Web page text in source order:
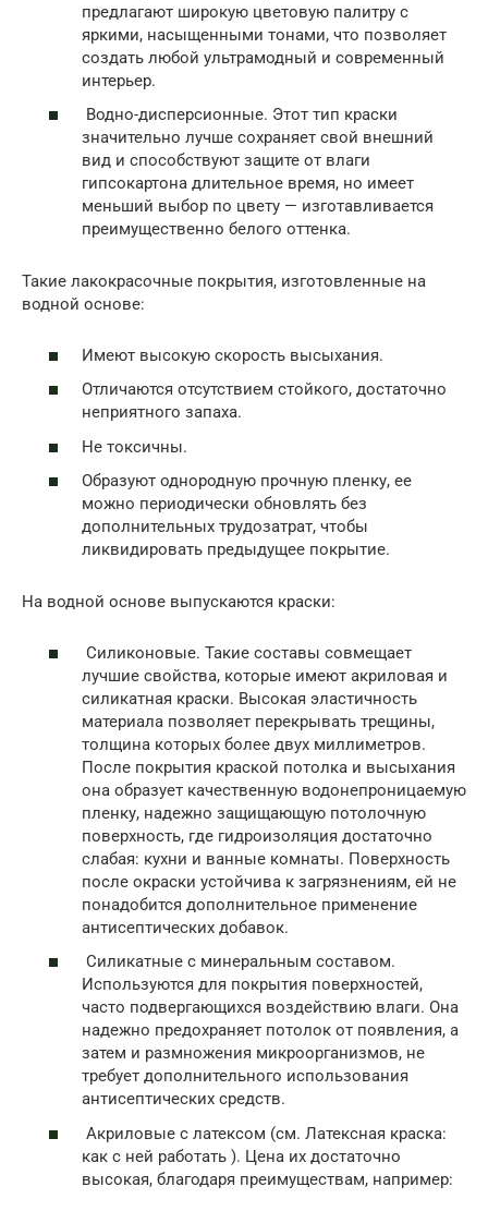
предлагают широкую цветовую палитру с
яркими, насыщенными тонами, что позволяет
создать любой ультрамодный и современный
интерьер.
Водно-дисперсионные. Этот тип краски
значительно лучше сохраняет свой внешний
вид и способствуют защите от влаги
гипсокартона длительное время, но имеет
меньший выбор по цвету — изготавливается
преимущественно белого оттенка.
Такие лакокрасочные покрытия, изготовленные на
водной основе:
Имеют высокую скорость высыхания.
Отличаются отсутствием стойкого, достаточно
неприятного запаха.
Не токсичны.
Образуют однородную прочную пленку, ее
можно периодически обновлять без
дополнительных трудозатрат, чтобы
ликвидировать предыдущее покрытие.
На водной основе выпускаются краски:
Силиконовые. Такие составы совмещает
лучшие свойства, которые имеют акриловая и
силикатная краски. Высокая эластичность
материала позволяет перекрывать трещины,
толщина которых более двух миллиметров.
После покрытия краской потолка и высыхания
она образует качественную водонепроницаемую
пленку, надежно защищающую потолочную
поверхность, где гидроизоляция достаточно
слабая: кухни и ванные комнаты. Поверхность
после окраски устойчива к загрязнениям, ей не
понадобится дополнительное применение
антисептических добавок.
Силикатные с минеральным составом.
Используются для покрытия поверхностей,
часто подвергающихся воздействию влаги. Она
надежно предохраняет потолок от появления, а
затем и размножения микроорганизмов, не
требует дополнительного использования
антисептических средств.
Акриловые с латексом (см. Латексная краска:
как с ней работать ). Цена их достаточно
высокая, благодаря преимуществам, например: